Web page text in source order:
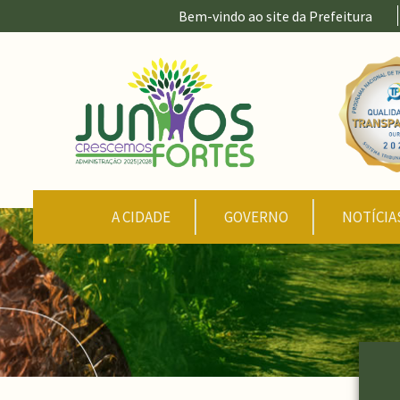
Bem-vindo ao site da Prefeitura
CONTEÚDO DO MENU
A CIDADE GOVERNO
Conteúdo Principal